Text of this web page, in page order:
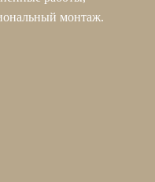
монтаж.